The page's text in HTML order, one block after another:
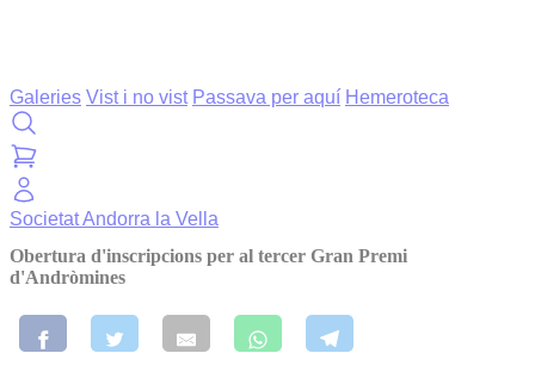
Galeries Vist i no vist Passava per aquí Hemeroteca
SocietatAndorra la Vella
Obertura d'inscripcions per al tercer Gran Premi
d'Andròmines